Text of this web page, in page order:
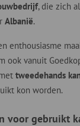
, die zich
Albanië.
enthousiasme
ook vanuit
tweedehands
kon worden.
voor gebruikt